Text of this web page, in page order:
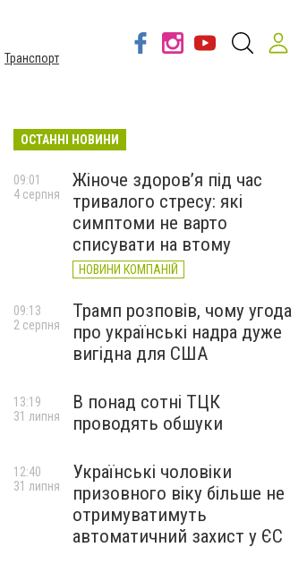
Транспорт
ОСТАННІ НОВИНИ
Жіноче здоров’я під час
тривалого стресу: які
симптоми не варто
списувати на втому
НОВИНИ КОМПАНІЙ
09:01
4 серпня
Трамп розповів, чому угода
про українські надра дуже
вигідна для США
09:13
2 серпня
В понад сотні ТЦК
проводять обшуки
13:19
31 липня
Українські чоловіки
призовного віку більше не
отримуватимуть
автоматичний захист у ЄС
12:40
31 липня